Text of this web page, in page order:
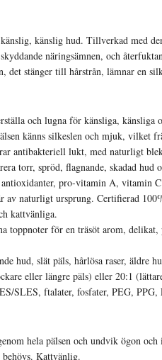
känslig hud. Tillverkad med
näringsämnen, och
det stänger till hårstrån, lämnar en
och lugna för känsliga, känsliga
känns silkeslen och mjuk, vilket
antibakteriell lukt, med naturligt
torr, spröd, flagnande, skadad
pro-vitamin A, vitamin
av naturligt ursprung. Certifierad
kattvänliga.
toppnoter för en träsöt arom,
hud, slät päls, hårlösa raser, äldre
eller längre päls) eller 20:1
SLES, ftalater, fosfater, PEG,
hela pälsen och undvik ögon
behövs. Kattvänlig.